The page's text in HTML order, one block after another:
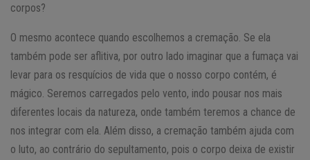
corpos?
O mesmo acontece quando escolhemos a cremação. Se ela
também pode ser aflitiva, por outro lado imaginar que a fumaça vai
levar para os resquícios de vida que o nosso corpo contém, é
mágico. Seremos carregados pelo vento, indo pousar nos mais
diferentes locais da natureza, onde também teremos a chance de
nos integrar com ela. Além disso, a cremação também ajuda com
o luto, ao contrário do sepultamento, pois o corpo deixa de existir